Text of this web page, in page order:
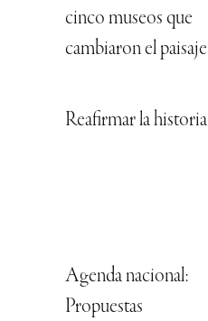
cinco museos que
cambiaron el paisaje
Reafirmar la historia
Agenda nacional:
Propuestas